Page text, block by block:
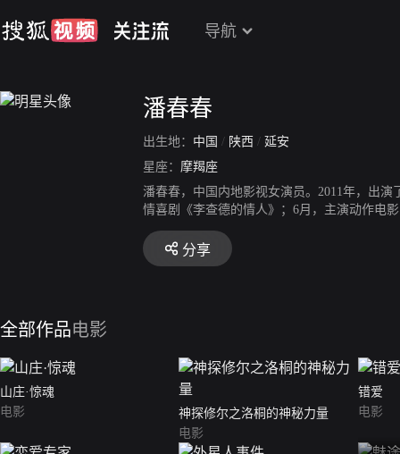
导航
潘春春
出生地： 中国 / 陕西 / 延安
星座： 摩羯座
潘春春，中国内地影视女演员。2011年，出
情喜剧《李查德的情人》；6月，主演动作电
《黑暗之光》。2015年，参演由岳云鹏担纲
《非常交易》；11月，主演网络系列动作电影
分享
全部作品电影
山庄·惊魂
电影
神探修尔之洛桐的神秘力量
电影
错爱
电影